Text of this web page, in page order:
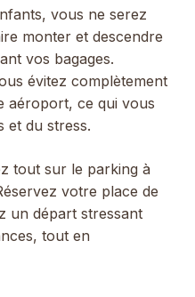
vous ne serez
monter et descendre
vos bagages.
évitez complètement
aéroport, ce qui vous
et du stress.
tout sur le parking à
votre place de
un départ stressant
tout en